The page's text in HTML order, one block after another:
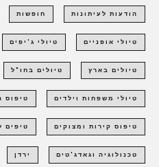
הודעות לעיתונות חופשות
טיולי אופניים טיולי ג'יפים
טיולים בארץ טיולים בחו"ל
טיולי משפחות וילדים טיפוס
טיפוס קירות ומצוקים טיפים
טכנולוגיה וגאדג'טים ירדן